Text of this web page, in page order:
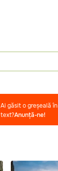
Ai găsit o greșeală în
text?Anunță-ne!